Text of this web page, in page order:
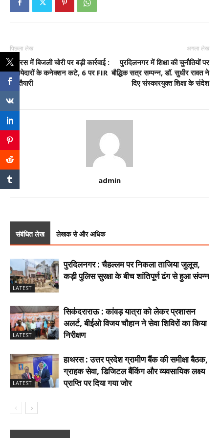
पिछला लेख
हाथरस में बिजली चोरी पर बड़ी कार्रवाई :
बकायेदारों के कनेक्शन कटे, 6 पर FIR
की तैयारी
अगला लेख
पुरदिलनगर में शिक्षा की चुनौतियों पर
बौद्धिक सत्र सम्पन्न, डॉ. सुधीर रावत ने
दिए संस्कारयुक्त शिक्षा के संदेश
admin
संबंधित लेख लेखक से और अधिक
LATEST
पुरदिलनगर : चैहल्लम पर निकला ताजिया जुलूस,
कड़ी पुलिस सुरक्षा के बीच शांतिपूर्ण ढंग से हुआ संपन्न
LATEST
सिकंदराराऊ : कांवड़ यात्रा को लेकर प्रशासन
अलर्ट, बीईओ विजय चौहान ने सेवा शिविरों का किया
निरीक्षण
LATEST
हाथरस : उत्तर प्रदेश ग्रामीण बैंक की समीक्षा बैठक,
ग्राहक सेवा, डिजिटल बैंकिंग और व्यवसायिक लक्ष्य
प्राप्ति पर दिया गया जोर